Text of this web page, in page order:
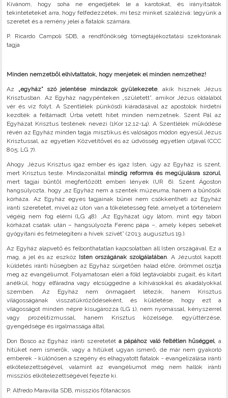
Kívánom, hogy soha ne engedjétek le a karotokat, és irányítsátok
tekinteteteket arra, hogy felfedezzétek, mi tesz minket szalézivá: legyünk a
szeretet és a remény jelei a fiatalok számára.
P. Ricardo Campoli SDB, a rendfőnökség tömegtájékoztatási szektorának
tagja
Minden nemzetből elhívtattatok, hogy menjetek el minden nemzethez!
Az „egyház” szó jelentése mindazok gyülekezete, akik hisznek Jézus
Krisztusban. Az Egyház nagypénteken „született”, amikor Jézus oldalából
vér és víz folyt. A Szentlélek pünkösdi kiáradásával az apostolok hirdetni
kezdték a feltámadt Úrba vetett hitet minden nemzetnek. Szent Pál az
Egyházat Krisztus testének nevezi (1Kor 12,12-14). A Szentlélek működése
révén az Egyház minden tagja misztikus és valóságos módon egyesül Jézus
Krisztussal, az egyetlen Közvetítővel és az üdvösség egyetlen útjával (CCC
805; LG 7).
Ahogy Jézus Krisztus igaz ember és igaz Isten, úgy az Egyház is szent,
mert Krisztus teste. Mindazonáltal mindig reformra és megújulásra szorul,
mert tagjai bűntől megfertőzött emberi lények (UR 6). Szent Ágoston
hangsúlyozta, hogy „az Egyház nem a szentek múzeuma, hanem a bűnösök
kórháza. Az Egyház egyes tagjainak bűnei nem csökkentheti az Egyház
iránti szeretetet, mivel az úton van a tökéletesség felé, amelyet a történelem
végéig nem fog elérni (LG 48). „Az Egyházat úgy látom, mint egy tábori
kórházat csaták után – hangsúlyozta Ferenc pápa –, amely képes sebeket
gyógyítani és felmelegíteni a hívek szívét” (2013. augusztus 19.).
Az Egyház alapvető és felbonthatatlan kapcsolatban áll Isten országával. Ez a
mag, a jel és az eszköz Isten országának szolgálatában. A Jézustól kapott
küldetés iránti hűségben az Egyház sürgetően halad előre, örömmel osztja
meg az evangéliumot. Folyamatosan eléri a föld legtávolabbi zugait, és kitart
anélkül, hogy elfáradna vagy elcsüggedne a kihívásokkal és akadályokkal
szemben. Az Egyház nem önmagáért létezik, hanem Krisztus
világosságának visszatükröződéseként, és küldetése, hogy ezt a
világosságot minden népre kisugározza (LG 1), nem nyomással, kényszerrel
vagy prozelitizmussal, hanem Krisztus közelsége, együttérzése,
gyengédsége és irgalmassága által.
Don Bosco az Egyház iránti szeretetét a pápához való feltétlen hűséggel, a
hitüket nem ismerők, vagy a hitüket ugyan ismerő, de már nem gyakorló
emberek - különösen a szegény és elhagyatott fiatalok - evangelizálása iránti
elkötelezettségével, valamint az evangéliumot még nem hallók iránti
missziós elkötelezettségével fejezte ki.
P. Alfredo Maravilla SDB, missziós főtanácsos